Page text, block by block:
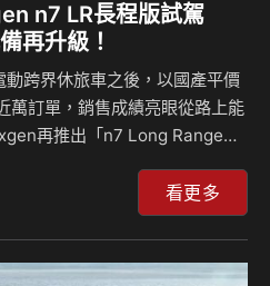
n7 LR長程版試駕
再升級！
跨界休旅車之後，以國產平價
萬訂單，銷售成績亮眼從路上能
再推出「n7 Long Range」
已接2千餘張訂單，相信還會持
國人自研的n7 LR版本整體表現
觀賞試駕影片，了解這款買得最
表現吧！ 相關新聞：
看更多